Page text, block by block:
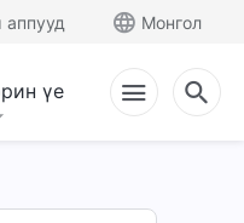
аппууд Монгол
үе
үг: